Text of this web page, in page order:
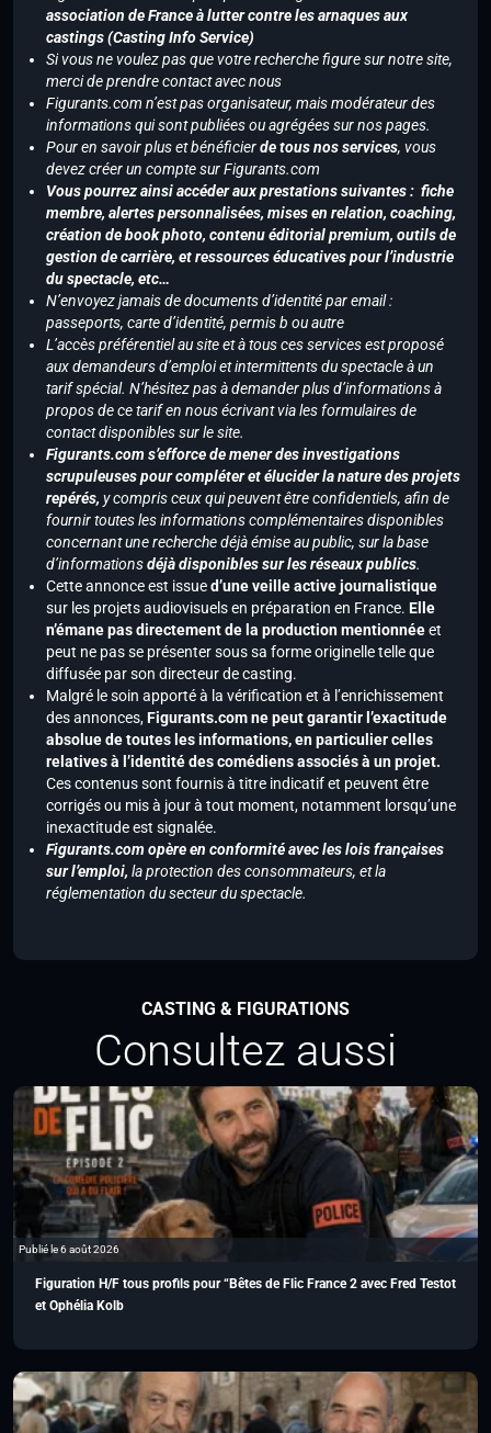
association de France à lutter contre les arnaques aux
castings (Casting Info Service)
Si vous ne voulez pas que votre recherche figure sur notre site,
merci de prendre contact avec nous
Figurants.com n’est pas organisateur, mais modérateur des
informations qui sont publiées ou agrégées sur nos pages.
Pour en savoir plus et bénéficierde tous nos services, vous
devez créer un compte sur Figurants.com
Vous pourrez ainsi accéder aux prestations suivantes : fiche
membre, alertes personnalisées, mises en relation, coaching,
création de book photo, contenu éditorial premium, outils de
gestion de carrière, et ressources éducatives pour l’industrie
du spectacle, etc…
N’envoyez jamais de documents d’identité par email :
passeports, carte d’identité, permis b ou autre
L’accès préférentiel au site et à tous ces services est proposé
aux demandeurs d’emploi et intermittents du spectacle à un
tarif spécial. N’hésitez pas à demander plus d’informations à
propos de ce tarif en nous écrivant via les formulaires de
contact disponibles sur le site.
Figurants.com s’efforce de mener des investigations
scrupuleuses pour compléter et élucider la nature des projets
repérés, y compris ceux qui peuvent être confidentiels, afin de
fournir toutes les informations complémentaires disponibles
concernant une recherche déjà émise au public, sur la base
d’informationsdéjà disponibles sur les réseaux publics.
Cette annonce est issued’une veille active journalistique
sur les projets audiovisuels en préparation en France. Elle
n’émane pas directement de la production mentionnéeet
peut ne pas se présenter sous sa forme originelle telle que
diffusée par son directeur de casting.
Malgré le soin apporté à la vérification et à l’enrichissement
des annonces,Figurants.com ne peut garantir l’exactitude
absolue de toutes les informations, en particulier celles
relatives à l’identité des comédiens associés à un projet.
Ces contenus sont fournis à titre indicatif et peuvent être
corrigés ou mis à jour à tout moment, notamment lorsqu’une
inexactitude est signalée.
Figurants.com opère en conformité avec les lois françaises
sur l’emploi, la protection des consommateurs, et la
réglementation du secteur du spectacle.
CASTING & FIGURATIONS
Consultez aussi
Publié le 6 août 2026
Figuration H/F tous profils pour “Bêtes de Flic France 2 avec Fred Testot
et Ophélia Kolb